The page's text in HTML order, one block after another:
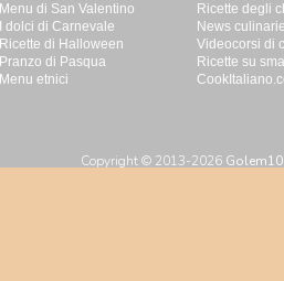
Menu di San Valentino
I dolci di Carnevale
Ricette di Halloween
Pranzo di Pasqua
Menu etnici
Ricette degli
News
Videocorsi di
Ricette su
Copyright © 2013-2026